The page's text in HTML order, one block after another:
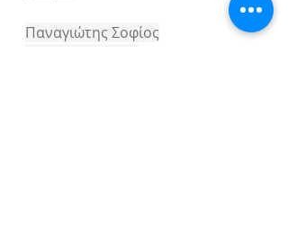
Παναγιώτης Σοφίος